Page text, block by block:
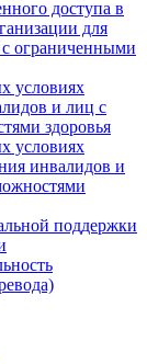
доступа в
для
ограниченными
условиях
и лиц с
здоровья
условиях
инвалидов и
поддержки